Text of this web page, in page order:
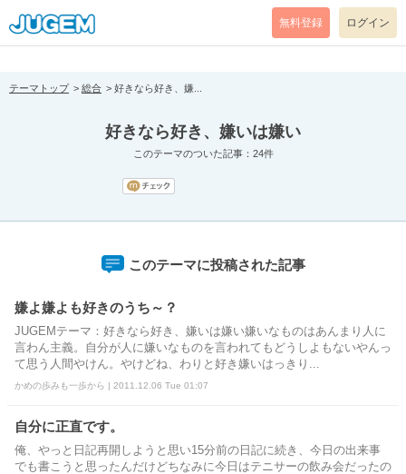
[pear_error: message="Success" code=0 mode=return level=notice
prefix="" info=""]
無料登録 ログイン
テーマトップ 総合 好きなら好き、嫌...
好きなら好き、嫌いは嫌い
このテーマのついた記事：24件
このテーマに投稿された記事
嫌よ嫌よも好きのうち～？
JUGEMテーマ：好きなら好き、嫌いは嫌い嫌いなものはあんまり人に
言わん主義。自分が人に嫌いなものを言われてもどうしよもないやんっ
て思う人間やけん。やけどね、わりと好き嫌いはっきり...
かめの歩みも一歩から | 2011.12.06 Tue 01:07
自分に正直です。
俺、やっと日記再開しようと思い15分前の日記に続き、今日の出来事
でも書こうと思ったんだけどちなみに今日はテニサーの飲み会だったの